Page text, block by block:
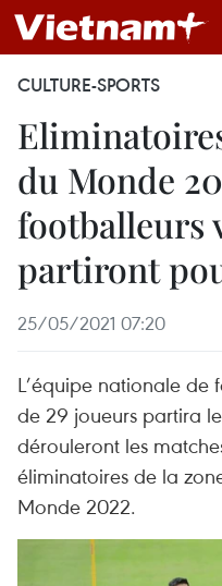
CULTURE-SPORTS
du Monde
footballeurs
partiront
25/05/2021 07:20
L’équipe nationale
de 29 joueurs partira
dérouleront les
éliminatoires de la
Monde 2022.